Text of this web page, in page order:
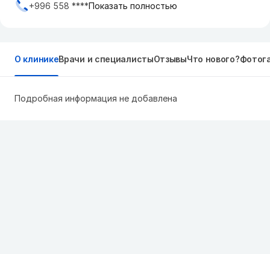
+996 558 ****Показать полностью
О клиникеВрачи и специалистыОтзывыЧто нового?
Подробная информация не добавлена